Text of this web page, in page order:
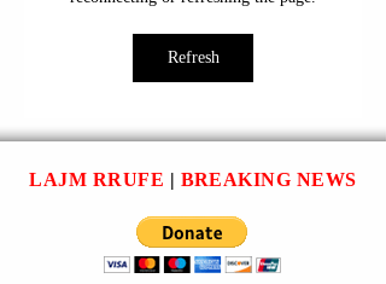
Refresh
LAJM RRUFE | BREAKING NEWS